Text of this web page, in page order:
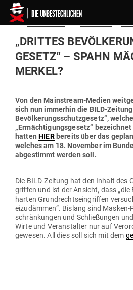
Am
„DRITTES
GESETZ“ – SPAHN
MERKEL?
Von den Main­stream-Medien
sich nun immerhin die BILD-
Bevöl­ke­rungs­schutz­gesetz“,
„Ermäch­ti­gungs­gesetz“
hattenHIERbereits über das
welches am 18. November im
abge­stimmt werden soll.
Die BILD-Zeitung hat den Inhalt
griffen und ist der Ansicht, dass „die
harten Grund­rechts­ein­griffen
eizu­dämmen“. Bislang sind
schrän­kungen und Schlie­ßungen
Wirte und Ver­an­stalter nur auf
gewesen. All dies soll sich mit dem